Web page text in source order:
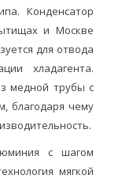
Конденсатор
и Москве
для отвода
хладагента.
медной трубы с
благодаря чему
с шагом
мягкой